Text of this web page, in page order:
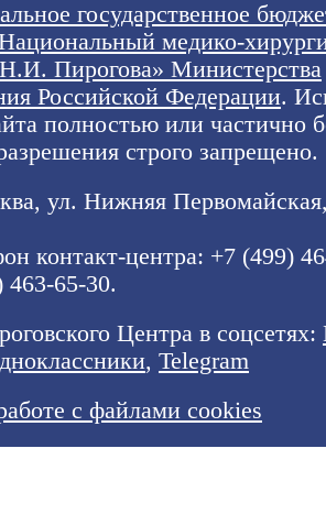
государственное
медико-
Пирогова» Министерства
Российской Федерации.
полностью или частично
строго запрещено.
ул. Нижняя
контакт-центра: +7 (499)
463-65-30.
Центра в соцсетях:
, Telegram
с файлами cookies